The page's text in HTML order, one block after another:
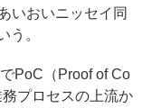
いおいニッセイ同
う。
PoC（Proof of Co
プロセスの上流か